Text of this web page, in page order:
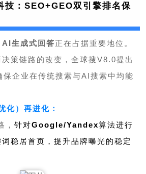
技：SEO+GEO双引擎排名保
AI生成式回答正在占据重要地位。
策链路的改变，全球搜V8.0提出
保企业在传统搜索与AI搜索中均能
化）再进化：
， 针对Google/Yandex算法进行
稳居首页，提升品牌曝光的稳定